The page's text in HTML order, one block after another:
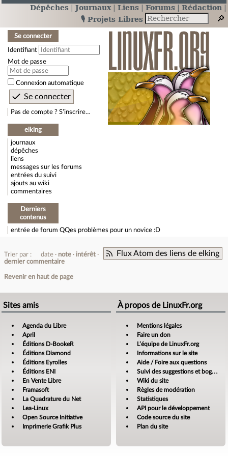
Dépêches Journaux Liens Forums
Rédaction
🎙️ Projets Libres
Se connecter
Identifiant
Mot de passe
Connexion automatique
Pas de compte ? S’inscrire…
elking
journaux
dépêches
liens
messages sur les forums
entrées du suivi
ajouts au wiki
commentaires
Derniers
contenus
entrée de forum QQes problèmes pour un novice :D
Flux Atom des liens de elking
Trier par : date note
intérêt
dernier commentaire
Revenir en haut de page
Sites amis
Agenda du Libre
April
Éditions D-BookeR
Éditions Diamond
Éditions Eyrolles
Éditions ENI
En Vente Libre
Framasoft
La Quadrature du Net
Lea-Linux
Open Source Initiative
Imprimerie Grafik Plus
À propos de LinuxFr.org
Mentions légales
Faire un don
L’équipe de LinuxFr.org
Informations sur le site
Aide / Foire aux questions
Suivi des suggestions et bogues
Wiki du site
Règles de modération
Statistiques
API pour le développement
Code source du site
Plan du site